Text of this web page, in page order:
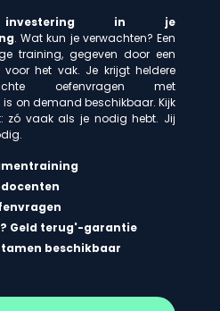
in je
. Wat kun je verwachten? Een
training, gegeven door een
het vak. Je krijgt heldere
oefenvragen met
on demand beschikbaar. Kijk
zó vaak als je nodig hebt. Jij
Geld terug'-garantie
beschikbaar